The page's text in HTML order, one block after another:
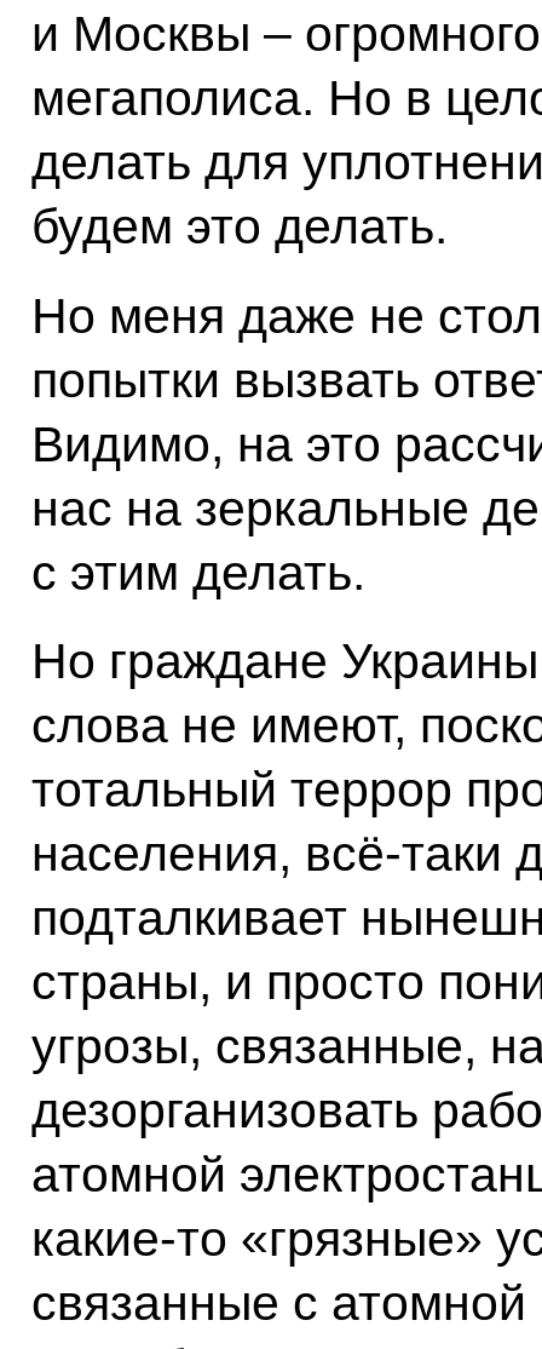
и Москвы –
мегаполиса. Но в
делать для
будем это делать.
Но меня даже не
попытки вызвать
Видимо, на это
нас на зеркальные
с этим делать.
Но граждане
слова не имеют,
тотальный террор
населения, всё-таки
подталкивает
страны, и просто
угрозы, связанные,
дезорганизовать
атомной
какие-то «грязные»
связанные с